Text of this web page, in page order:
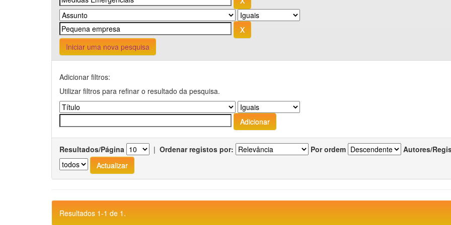
Iniciar uma nova pesquisa
Adicionar filtros:
Utilizar filtros para refinar o resultado da pesquisa.
Resultados/Página | Ordenar registos por: Por ordem Autores/
Resultados 1-1 de 1.